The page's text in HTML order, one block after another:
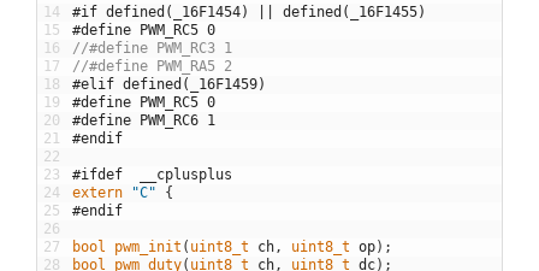
14
15
16
17
18
19
20
21
22
23
24
25
26
27
28
#if defined(_16F1454) || defined(_16F1455)
#define PWM_RC5 0
//#define PWM_RC3 1
//#define PWM_RA5 2
#elif defined(_16F1459)
#define PWM_RC5 0
#define PWM_RC6 1
#endif
#ifdef	__cplusplus
extern
"C"
{
#endif
bool pwm_init ( uint8_t ch , uint8_t op) ;
bool
pwm_duty( uint8_t ch , uint8_t dc) ;